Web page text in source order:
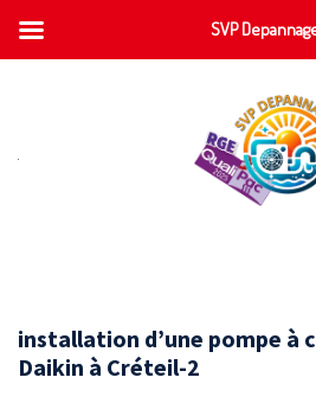
installation d’une pompe à
Daikin à Créteil-2
SVP